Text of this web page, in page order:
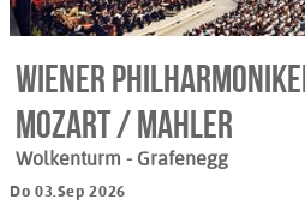
Wiener
MOZART / MAHLER
Wolkenturm - Grafenegg
Do 03.Sep 2026